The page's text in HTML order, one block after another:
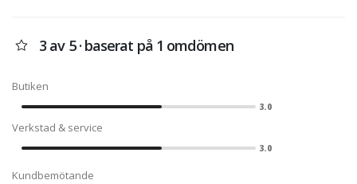
3 av 5 · baserat på 1 omdömen
Butiken
3.0
Verkstad & service
3.0
Kundbemötande